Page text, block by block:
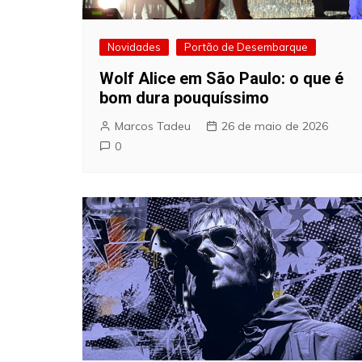
Novidades Portão de Desembarque
Wolf Alice em São Paulo: o que é
bom dura pouquíssimo
Marcos Tadeu
26 de maio de 2026
0